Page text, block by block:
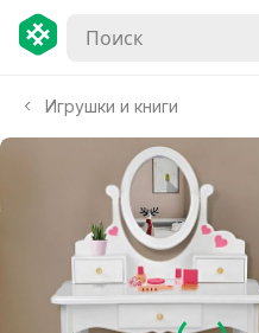
Игрушки и книги